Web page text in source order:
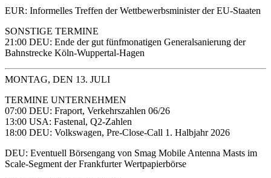
EUR: Informelles Treffen der Wettbewerbsminister der EU-Staaten
SONSTIGE TERMINE
21:00 DEU: Ende der gut fünfmonatigen Generalsanierung der
Bahnstrecke Köln-Wuppertal-Hagen
MONTAG, DEN 13. JULI
TERMINE UNTERNEHMEN
07:00 DEU: Fraport, Verkehrszahlen 06/26
13:00 USA: Fastenal, Q2-Zahlen
18:00 DEU: Volkswagen, Pre-Close-Call 1. Halbjahr 2026
DEU: Eventuell Börsengang von Smag Mobile Antenna Masts im
Scale-Segment der Frankfurter Wertpapierbörse